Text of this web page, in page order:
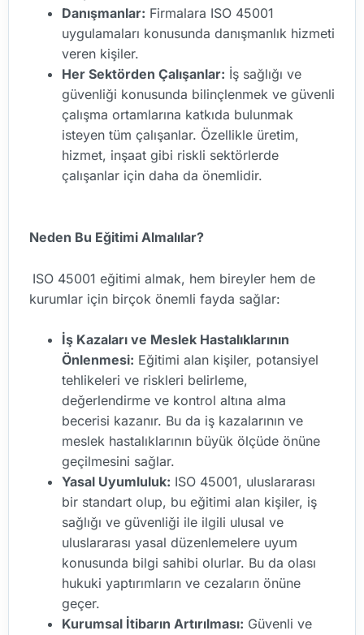
Danışmanlar: Firmalara ISO 45001
uygulamaları konusunda danışmanlık hizmeti
veren kişiler.
Her Sektörden Çalışanlar: İş sağlığı ve
güvenliği konusunda bilinçlenmek ve güvenli
çalışma ortamlarına katkıda bulunmak
isteyen tüm çalışanlar. Özellikle üretim,
hizmet, inşaat gibi riskli sektörlerde
çalışanlar için daha da önemlidir.
Neden Bu Eğitimi Almalılar?
ISO 45001 eğitimi almak, hem bireyler hem de
kurumlar için birçok önemli fayda sağlar:
İş Kazaları ve Meslek Hastalıklarının
Önlenmesi: Eğitimi alan kişiler, potansiyel
tehlikeleri ve riskleri belirleme,
değerlendirme ve kontrol altına alma
becerisi kazanır. Bu da iş kazalarının ve
meslek hastalıklarının büyük ölçüde önüne
geçilmesini sağlar.
Yasal Uyumluluk: ISO 45001, uluslararası
bir standart olup, bu eğitimi alan kişiler, iş
sağlığı ve güvenliği ile ilgili ulusal ve
uluslararası yasal düzenlemelere uyum
konusunda bilgi sahibi olurlar. Bu da olası
hukuki yaptırımların ve cezaların önüne
geçer.
Kurumsal İtibarın Artırılması: Güvenli ve